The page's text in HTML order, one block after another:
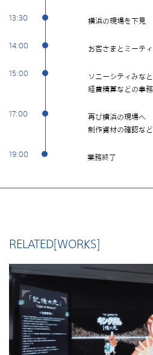
13:30 横浜の現場を下見
14:00 お客さまとミーテ
15:00
ソニーシティみな
経費精算などの事
17:00
再び横浜の現場へ
制作資材の確認な
19:00 業務終了
RELATED[WORKS]